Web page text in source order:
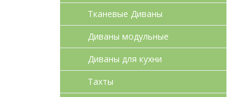
Тканевые Диваны
Диваны модульные
Диваны для кухни
Тахты